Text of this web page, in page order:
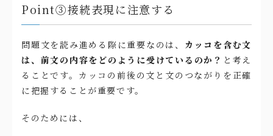
Point③接続表現に注意する
問題文を読み進める際に重要なのは、
カッコを含む文
は、前文の内容をどのように受けているのか？ と考え
ることです。カッコの前後の文と文のつながりを正確
に把握することが重要です。
そのためには、